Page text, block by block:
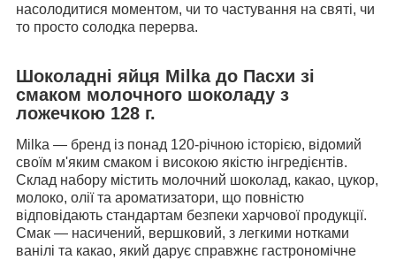
насолодитися моментом, чи то частування на святі, чи
то просто солодка перерва.
Шоколадні яйця Milka до Пасхи зі
смаком молочного шоколаду з
ложечкою 128 г.
Milka — бренд із понад 120-річною історією, відомий
своїм м'яким смаком і високою якістю інгредієнтів.
Склад набору містить молочний шоколад, какао, цукор,
молоко, олії та ароматизатори, що повністю
відповідають стандартам безпеки харчової продукції.
Смак — насичений, вершковий, з легкими нотками
ванілі та какао, який дарує справжнє гастрономічне